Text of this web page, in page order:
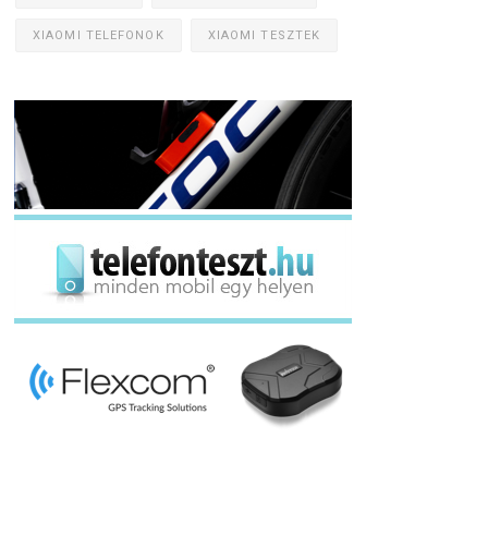
XIAOMI TELEFONOK XIAOMI TESZTEK